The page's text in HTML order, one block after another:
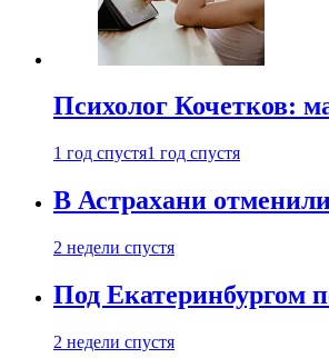
Психолог Кочетков:
1 год спустя1 год спустя
В Астрахани
2 недели спустя
Под Екатеринбургом
2 недели спустя